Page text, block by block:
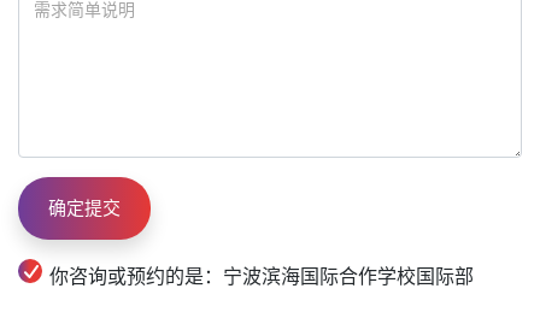
保留国内课程体系，在完成高中的学业水平考试后，可获得
浙江省教育厅颁发的高中毕业证书并赴日留学。
留考课程
你咨询或预约的是：宁波滨海国际合作学校国际部